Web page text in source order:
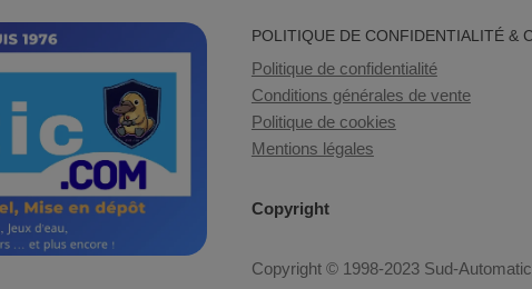
POLITIQUE DE CONFIDENTIALITÉ &
Politique de confidentialité
Conditions générales de vente
Politique de cookies
Mentions légales
Copyright
Copyright © 1998-2023 Sud-